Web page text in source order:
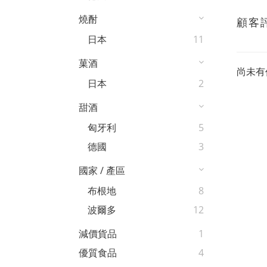
燒酎
日本
11
菓酒
日本
2
甜酒
匈牙利
5
德國
3
國家 / 產區
布根地
8
波爾多
12
減價貨品
1
優質食品
4
顧客
尚未